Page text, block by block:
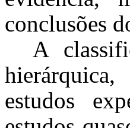
conclusões
A
estudos